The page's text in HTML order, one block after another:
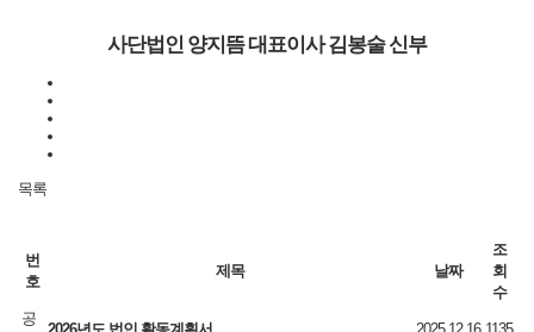
사단법인 양지뜸 대표이사 김봉술 신부
목록
번
호
제목 날짜
조
회
수
공